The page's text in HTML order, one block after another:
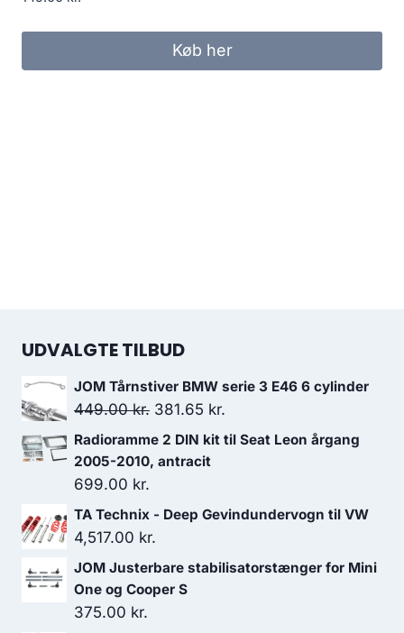
Køb her
UDVALGTE TILBUD
JOM Tårnstiver BMW serie 3 E46 6 cylinder
449.00kr. Den
oprindelige
pris
449.00 kr..
381.65 kr.
aktuelle
381.65 kr..
Radioramme 2 DIN kit til Seat Leon årgang
2005-2010, antracit
699.00 kr.
TA Technix - Deep Gevindundervogn til VW
4,517.00 kr.
JOM Justerbare stabilisatorstænger for Mini
One og Cooper S
375.00 kr.